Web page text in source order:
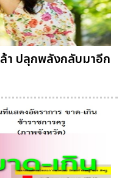
า ปลุกพลังกลับมาอีก